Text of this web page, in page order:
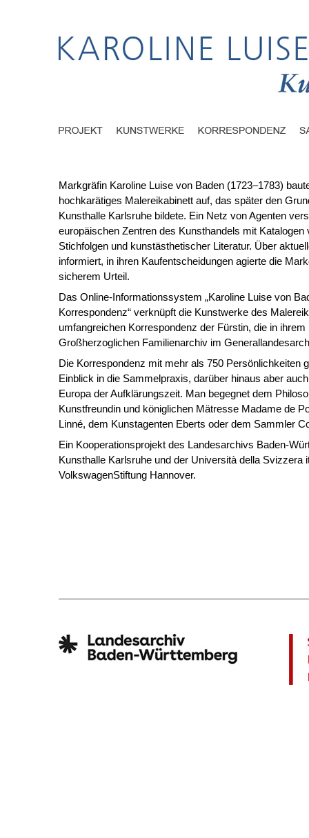
Markgräfin Karoline Luise von Baden (1723–1783)
hochkarätiges Malereikabinett auf, das später den
Kunsthalle Karlsruhe bildete. Ein Netz von Agenten
europäischen Zentren des Kunsthandels mit Katalogen
Stichfolgen und kunstästhetischer Literatur. Über
informiert, in ihren Kaufentscheidungen agierte die
sicherem Urteil.
Das Online-Informationssystem „Karoline Luise von
Korrespondenz“ verknüpft die Kunstwerke des
umfangreichen Korrespondenz der Fürstin, die in
Großherzoglichen Familienarchiv im
Die Korrespondenz mit mehr als 750 Persönlichkeiten
Einblick in die Sammelpraxis, darüber hinaus aber
Europa der Aufklärungszeit. Man begegnet dem
Kunstfreundin und königlichen Mätresse Madame de
Linné, dem Kunstagenten Eberts oder dem Sammler
Ein Kooperationsprojekt des Landesarchivs Baden-
Kunsthalle Karlsruhe und der Università della Svizzera
VolkswagenStiftung Hannover.